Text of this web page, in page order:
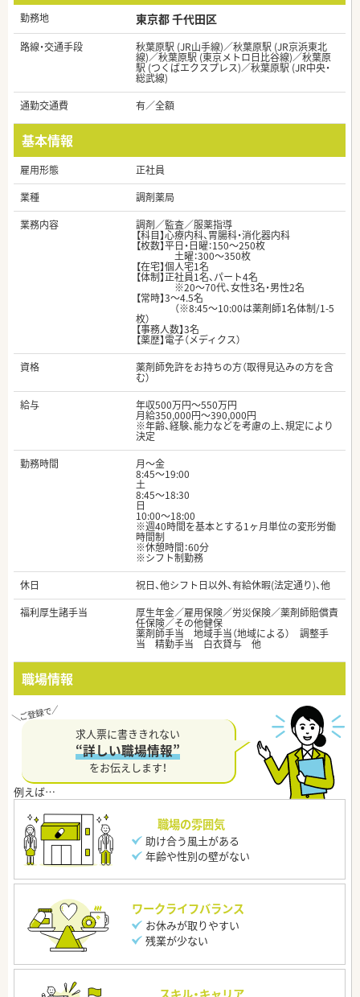
勤務地 東京都 千代田区
路線・交通手段 秋葉原駅 (JR山手線)／秋葉原駅 (JR京浜東北
線)／秋葉原駅 (東京メトロ日比谷線)／秋葉原
駅 (つくばエクスプレス)／秋葉原駅 (JR中央・
総武線)
通勤交通費
有／全額
基本情報
雇用形態
正社員
業種
調剤薬局
業務内容
調剤／監査／服薬指導
【科目】心療内科、胃腸科・消化器内科
【枚数】平日・日曜：150～250枚
土曜：300～350枚
【在宅】個人宅1名
【体制】正社員1名、パート4名
※20～70代、女性3名・男性2名
【常時】3～4.5名
（※8:45～10:00は薬剤師1名体制/1-5
枚）
【事務人数】3名
【薬歴】電子（メディクス）
資格
薬剤師免許をお持ちの方（取得見込みの方を含
む）
給与
年収500万円～550万円
月給350,000円～390,000円
※年齢、経験、能力などを考慮の上、規定により
決定
勤務時間
月～金
8:45～19:00
土
8:45～18:30
日
10:00～18:00
※週40時間を基本とする1ヶ月単位の変形労働
時間制
※休憩時間：60分
※シフト制勤務
休日
祝日、他シフト日以外、有給休暇(法定通り)、他
福利厚生諸手当
厚生年金／雇用保険／労災保険／薬剤師賠償責
任保険／その他健保
薬剤師手当 地域手当（地域による） 調整手
当 精勤手当 白衣貸与 他
職場情報
求人票に書ききれない
“詳しい職場情報”
をお伝えします！
職場の雰囲気
助け合う風土がある
年齢や性別の壁がない
ワークライフバランス
お休みが取りやすい
残業が少ない